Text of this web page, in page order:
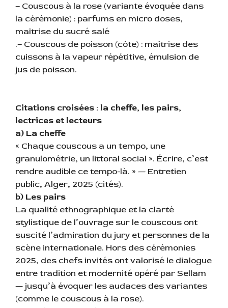
– Couscous à la rose (variante évoquée dans
la cérémonie) : parfums en micro doses,
maîtrise du sucré salé
.– Couscous de poisson (côte) : maîtrise des
cuissons à la vapeur répétitive, émulsion de
jus de poisson.
Citations croisées : la cheffe, les pairs,
lectrices et lecteurs
a) La cheffe
« Chaque couscous a un tempo, une
granulométrie, un littoral social ». Écrire, c’est
rendre audible ce tempo-là. » — Entretien
public, Alger, 2025 (cités).
b) Les pairs
La qualité ethnographique et la clarté
stylistique de l’ouvrage sur le couscous ont
suscité l’admiration du jury et personnes de la
scène internationale. Hors des cérémonies
2025, des chefs invités ont valorisé le dialogue
entre tradition et modernité opéré par Sellam
— jusqu’à évoquer les audaces des variantes
(comme le couscous à la rose).